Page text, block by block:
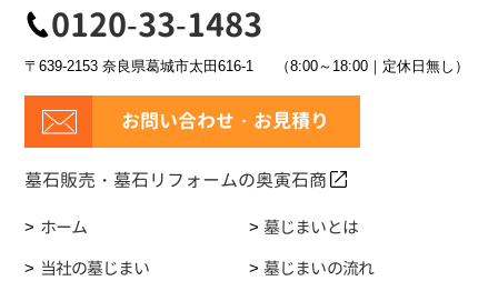
0120-33-1483
〒639-2153 奈良県葛城市太田616-1 （8:00～18:00｜定休日無し）
お問い合わせ・お見積り
墓石販売・墓石リフォームの奥寅石商
ホーム
墓じまいとは
当社の墓じまい
墓じまいの流れ